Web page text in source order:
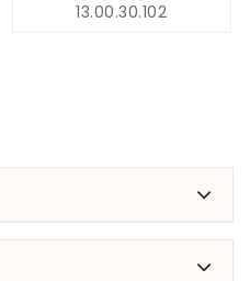
13.00.30.102